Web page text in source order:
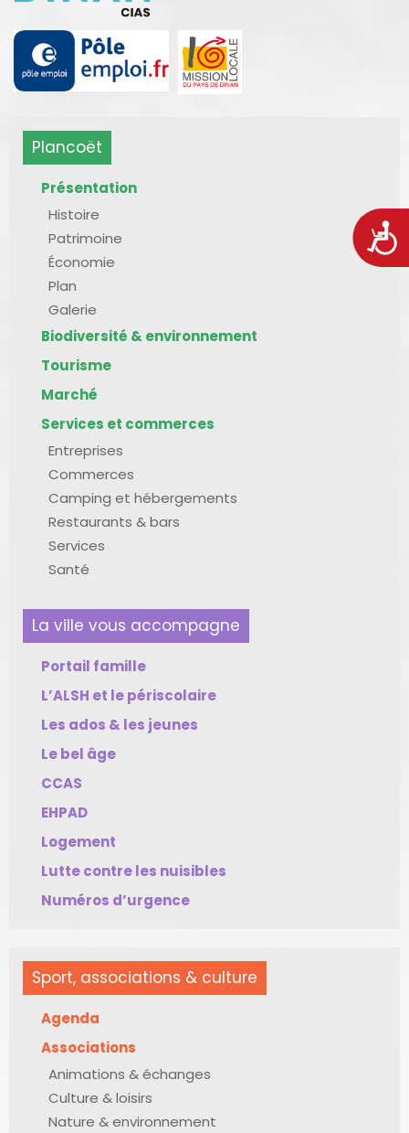
Plancoët
Présentation
Histoire
Patrimoine
Économie
Plan
Galerie
Biodiversité & environnement
Tourisme
Marché
Services et commerces
Entreprises
Commerces
Camping et hébergements
Restaurants & bars
Services
Santé
La ville vous accompagne
Portail famille
L’ALSH et le périscolaire
Les ados & les jeunes
Le bel âge
CCAS
EHPAD
Logement
Lutte contre les nuisibles
Numéros d’urgence
Sport, associations & culture
Agenda
Associations
Animations & échanges
Culture & loisirs
Nature & environnement